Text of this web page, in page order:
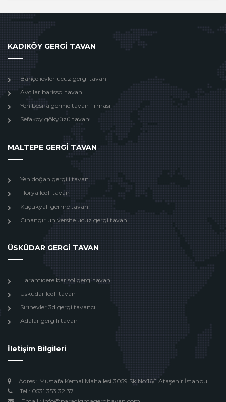
KADIKÖY GERGİ TAVAN
Bahçelievler ucuz gergi tavan
Avcılar barissol tavan
Yenibosna germe tavan firması
Sefakoy gökyüzü tavan
MALTEPE GERGİ TAVAN
Yenidoğan gergili tavan
Florya ledli tavan
Küçükyalı germe tavan
Cıhangır unıversite ucuz gergi tavan
ÜSKÜDAR GERGİ TAVAN
Haramıdere barisol gergi tavan
Üsküdar ledli tavan
Sırınevler 3d gergi tavancı
Adalar gergili tavan
İletişim Bilgileri
Adres : Mustafa Kemal Mahallesi 3059 Sk No:16/1 Ataşehir İstanbul
Tel : 0531 353 32 37